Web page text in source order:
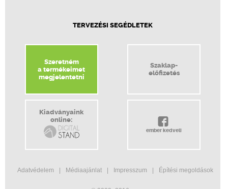
TERVEZÉSI SEGÉDLETEK
Szeretném
a termékeimet
megjelentetni
Szaklap-
előfizetés
Kiadványaink
online:
ember kedveli
Adatvédelem Médiaajánlat Impresszum Építési megoldások